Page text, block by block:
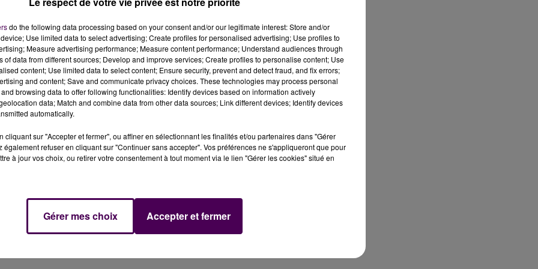
ce jeudi 25 juin, pour avoir partagé la vidéo d'un
interpellées dans ce dossier.
ce jeudi 25 juin à Rouenaprès avoir été
contre la pédocriminalité, menée par l’office des
sur l'ensemble du territoire français.
12 août 2025, une vidéo nommée"Daisy's
un viol et d’autres sévices particulièrement
sur son ordinateur, localisé dans le
le prévenu a été condamné à une peine de 30 mois
de soins.
do the following data processing based on your consent and/or our legitimate interest: Store and/or
Use limited data to select advertising; Create profiles for personalised advertising; Use profiles to
Measure advertising performance; Measure content performance; Understand audiences through
of data from different sources; Develop and improve services; Create profiles to personalise content; Use
content; Use limited data to select content; Ensure security, prevent and detect fraud, and fix errors;
and content; Save and communicate privacy choices. These technologies may process personal
browsing data to offer following functionalities: Identify devices based on information actively
data; Match and combine data from other data sources; Link different devices; Identify devices
automatically.
cliquant sur "Accepter et fermer", ou affiner en sélectionnant les finalités et/ou partenaires dans "Gérer
également refuser en cliquant sur "Continuer sans accepter". Vos préférences ne s'appliqueront que pour
à jour vos choix, ou retirer votre consentement à tout moment via le lien "Gérer les cookies" situé en
Gérer mes choix Accepter et fermer